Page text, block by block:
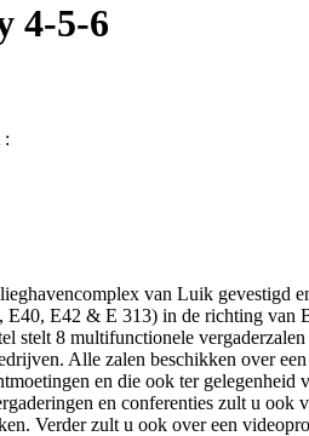
4-5-6
:
van Luik gevestigd
E40, E42 & E 313) in de richting van
stelt 8 multifunctionele
Alle zalen beschikken over
en die ook ter gelegenheid
en conferenties zult u ook
Verder zult u ook over een